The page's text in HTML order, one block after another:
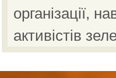
організації,
активістів